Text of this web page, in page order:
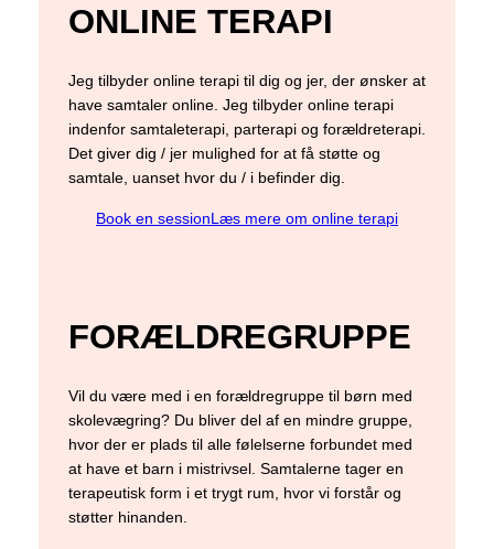
ONLINE TERAPI
Jeg tilbyder online terapi til dig og jer, der ønsker at
have samtaler online. Jeg tilbyder online terapi
indenfor samtaleterapi, parterapi og forældreterapi.
Det giver dig / jer mulighed for at få støtte og
samtale, uanset hvor du / i befinder dig.
Book en sessionLæs mere om online terapi
FORÆLDREGRUPPE
Vil du være med i en forældregruppe til børn med
skolevægring? Du bliver del af en mindre gruppe,
hvor der er plads til alle følelserne forbundet med
at have et barn i mistrivsel. Samtalerne tager en
terapeutisk form i et trygt rum, hvor vi forstår og
støtter hinanden.